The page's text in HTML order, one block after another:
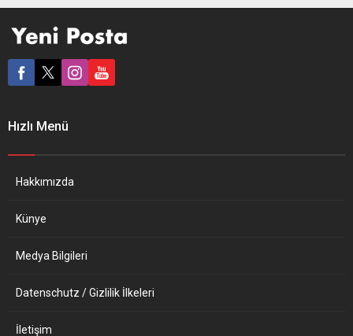
Berlin’de düzenlenen
toplantısı” öncesinde İtalyan
gazetecilere açıklamalarda
Ettore Sequi’nin bu sabah
çağırarak, İtalya’da görev...
Hızlı Menü
Hakkımızda
Künye
Medya Bilgileri
Datenschutz / Gizlilik İlkeleri
İletişim